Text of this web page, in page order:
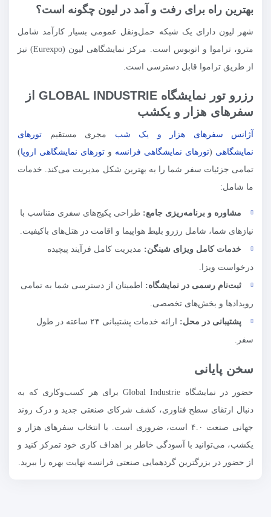
بهترین راه برای رفت و آمد در لیون چگونه است؟
شهر لیون دارای یک شبکه حمل‌ونقل عمومی بسیار کارآمد شامل
مترو، تراموا و اتوبوس است. مرکز نمایشگاهی لیون (Eurexpo) نیز
از طریق تراموا قابل دسترسی است.
رزرو تور نمایشگاه GLOBAL INDUSTRIE از
سفرهای هزار و یکشب
آژانس سفرهای هزار و یک شب مجری مستقیم تورهای
نمایشگاهی (تورهای نمایشگاهی فرانسه و تورهای نمایشگاهی اروپا)
تمامی جزئیات سفر شما را به بهترین شکل مدیریت می‌کند. خدمات
ما شامل:
مشاوره و برنامه‌ریزی جامع: طراحی پکیج‌های سفری متناسب با
نیازهای شما، شامل رزرو بلیط هواپیما و اقامت در هتل‌های باکیفیت.
خدمات کامل ویزای شینگن: مدیریت کامل فرآیند پیچیده
درخواست ویزا.
ثبت‌نام رسمی در نمایشگاه: اطمینان از دسترسی شما به تمامی
رویدادها و بخش‌های تخصصی.
پشتیبانی در محل:
ارائه خدمات پشتیبانی ۲۴ ساعته در طول
سفر.
سخن پایانی
حضور در نمایشگاه Global Industrie برای هر کسب‌وکاری که به
دنبال ارتقای سطح فناوری، کشف شرکای صنعتی جدید و درک روند
جهانی صنعت ۴.۰ است، ضروری است. با انتخاب سفرهای هزار و
یکشب، می‌توانید با آسودگی خاطر بر اهداف کاری خود تمرکز کنید و
از حضور در بزرگترین گردهمایی صنعتی فرانسه نهایت بهره را ببرید.